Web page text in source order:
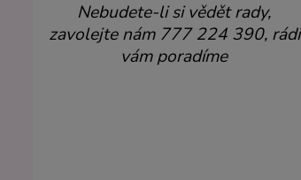
Nebudete-li si vědět rady,
zavolejte nám 777 224 390, rádi
vám poradíme